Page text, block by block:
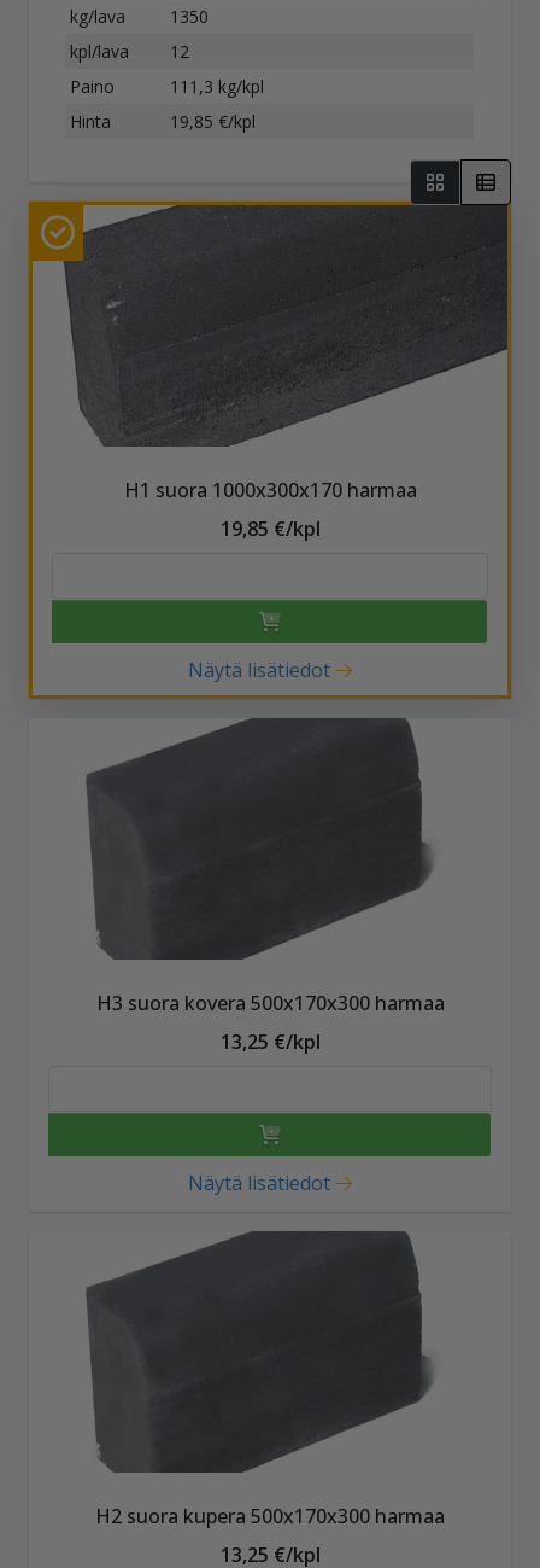
kg/lava
1350
kpl/lava
12
Paino
111,3 kg/kpl
Hinta
19,85 €/kpl
H1 suora 1000x300x170 harmaa
19,85 €/kpl
Näytä lisätiedot
H3 suora kovera 500x170x300 harmaa
13,25 €/kpl
Näytä lisätiedot
H2 suora kupera 500x170x300 harmaa
13,25 €/kpl